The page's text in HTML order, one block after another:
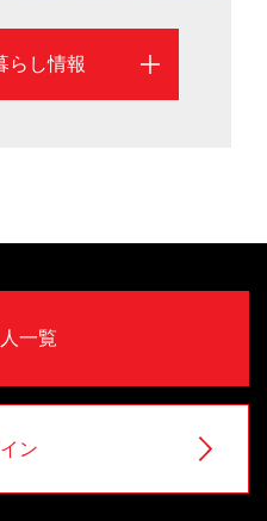
らし情報
一覧
ン